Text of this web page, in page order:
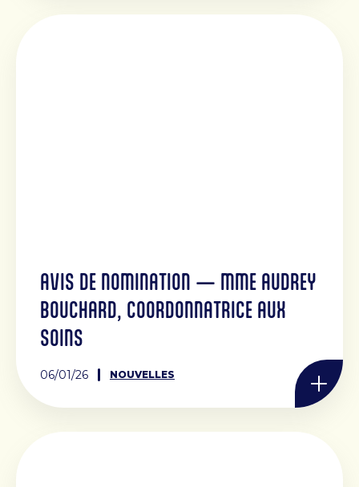
AVIS DE NOMINATION — MME AUDREY
BOUCHARD, COORDONNATRICE AUX
SOINS
06/01/26 NOUVELLES